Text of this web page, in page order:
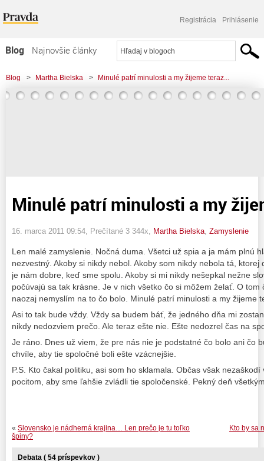
Registrácia Prihlásenie
Blog
Najnovšie články
Najčítanejšie články
Najkomentovanejšie články
Blog > Martha Bielska > Minulé patrí minulosti a my žijeme teraz...
Minulé patrí minulosti a my
16. marca 2011 09:54 , Prečítané 3 344x, Martha Bielska Zamyslenie
Len malé zamyslenie. Nočná duma. Všetci už spia a ja mám plnú
nezvestný. Akoby si nikdy nebol. Akoby som nikdy nebola tá,
je nám dobre, keď sme spolu. Akoby si mi nikdy nešepkal nežne
počúvajú sa tak krásne. Je v nich všetko čo si môžem želať. O
naozaj nemyslím na to čo bolo. Minulé patrí minulosti a my žijeme
Asi to tak bude vždy. Vždy sa budem báť, že jedného dňa mi
nikdy nedozviem prečo. Ale teraz ešte nie. Ešte nedozrel čas na
Je ráno. Dnes už viem, že pre nás nie je podstatné čo bolo ani čo
chvíle, aby tie spoločné boli ešte vzácnejšie.
P.S. Kto čakal politiku, asi som ho sklamala. Občas však
pocitom, aby sme ľahšie zvládli tie spoločenské. Pekný deň
Kto by sa
« Slovensko je nádherná krajina… Len prečo je tu toľko
špiny?
Debata ( 54 príspevkov )